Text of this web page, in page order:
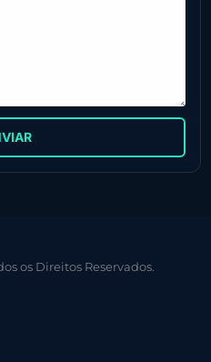
os Direitos Reservados.